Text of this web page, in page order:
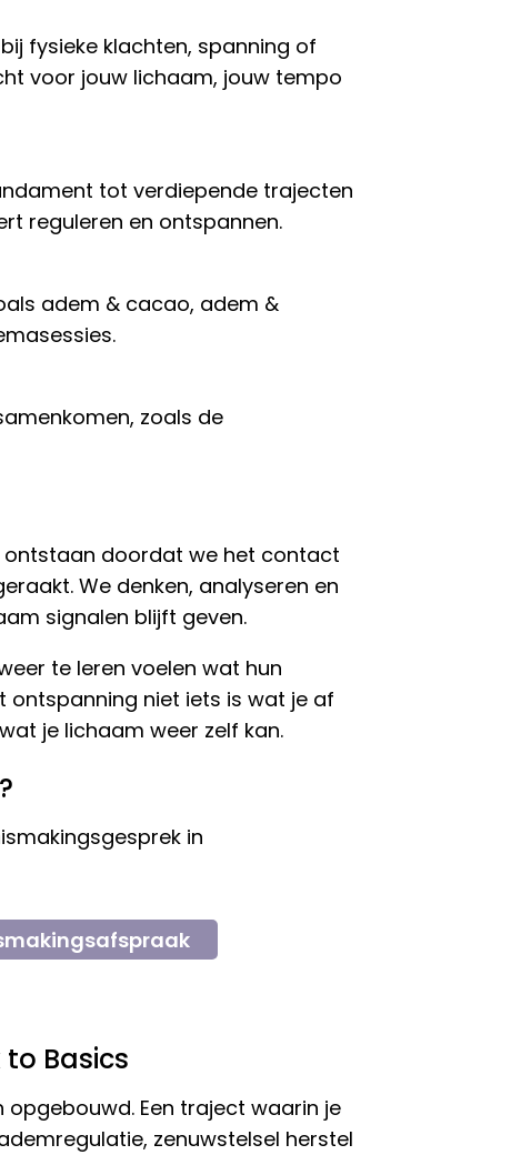
fysieke klachten, spanning of
voor jouw lichaam, jouw tempo
tot verdiepende trajecten
reguleren en ontspannen.
adem & cacao, adem &
zoals de
ontstaan doordat we het contact
We denken, analyseren en
signalen blijft geven.
te leren voelen wat hun
ontspanning niet iets is wat je af
je lichaam weer zelf kan.
in
Basics
Een traject waarin je
zenuwstelsel herstel